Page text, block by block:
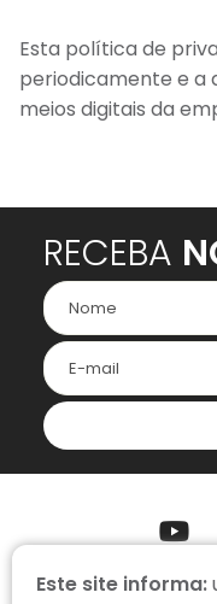
Esta política de
periodicamente e a
meios digitais da
RECEBA
ONDE ESTAMOS
Este site informa: